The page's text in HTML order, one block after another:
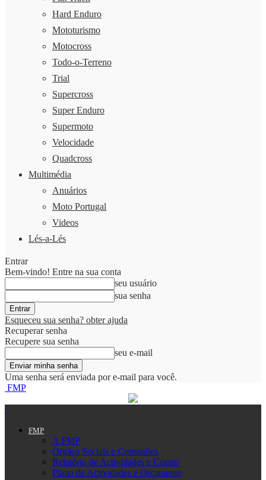
Hard Enduro
Mototurismo
Motocross
Todo-o-Terreno
Trial
Supercross
Super Enduro
Supermoto
Velocidade
Quadcross
Multimédia
Anuários
Moto Portugal
Videos
Lés-a-Lés
Entrar
Bem-vindo! Entre na sua conta
seu usuário
sua senha
Esqueceu sua senha? obter ajuda
Recuperar senha
Recupere sua senha
seu e-mail
Uma senha será enviada por e-mail para você.
FMP
FMP
A FMP
Órgãos Sociais e Comissões
Relatório de Actividades e Contas
Plano de Actividades e Orçamento